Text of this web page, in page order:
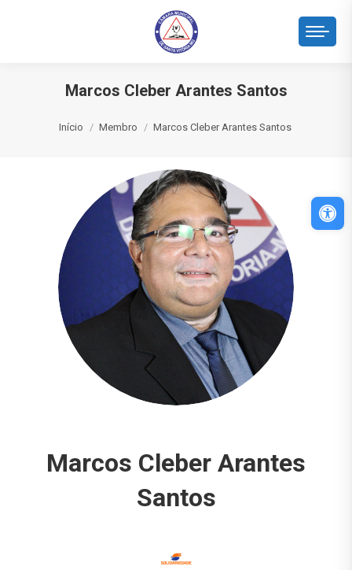
Marcos Cleber Arantes Santos
Início Membro Marcos Cleber Arantes Santos
Marcos Cleber Arantes
Santos